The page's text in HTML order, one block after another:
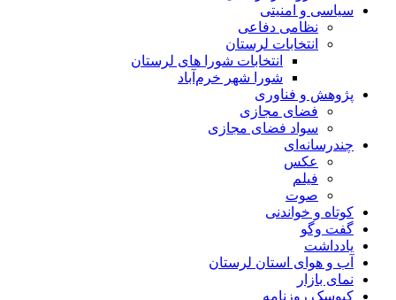
سیاسی و امنیتی
نظامی دفاعی
انتخابات لرستان
انتخابات شورا های لرستان
شورا شهر خرم‌آباد
پژوهش و فناوری
فضای مجازی
سواد فضای مجازی
چندرسانه‌ای
عكس
فیلم
صوت
کوتاه و خواندنی
گفت وگو
یادداشت
آب و هوای استان لرستان
نمای بازار
کیوسک روزنامه